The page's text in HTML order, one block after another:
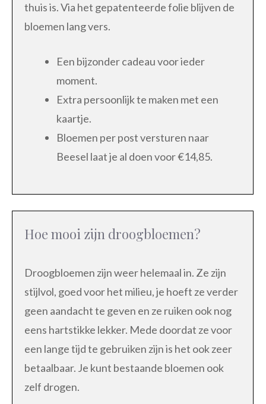
thuis is. Via het gepatenteerde folie blijven de
bloemen lang vers.
Een bijzonder cadeau voor ieder
moment.
Extra persoonlijk te maken met een
kaartje.
Bloemen per post versturen naar
Beesel laat je al doen voor €14,85.
Hoe mooi zijn droogbloemen?
Droogbloemen zijn weer helemaal in. Ze zijn
stijlvol, goed voor het milieu, je hoeft ze verder
geen aandacht te geven en ze ruiken ook nog
eens hartstikke lekker. Mede doordat ze voor
een lange tijd te gebruiken zijn is het ook zeer
betaalbaar. Je kunt bestaande bloemen ook
zelf drogen.